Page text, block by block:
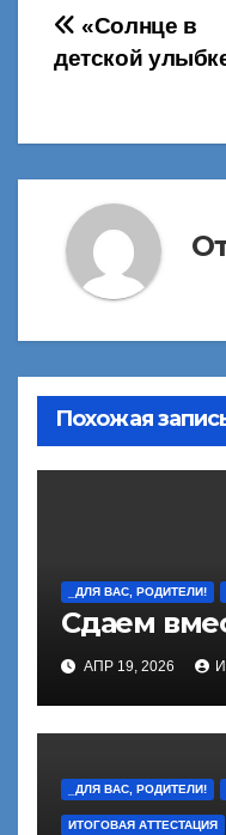
по
записям
«Солнце в
детской
Похожая
_ДЛЯ ВАС, РОДИТЕЛИ!
Сдаем
АПР 19, 2026
_ДЛЯ ВАС, РОДИТЕЛИ!
ИТОГОВАЯ АТТЕСТАЦИЯ